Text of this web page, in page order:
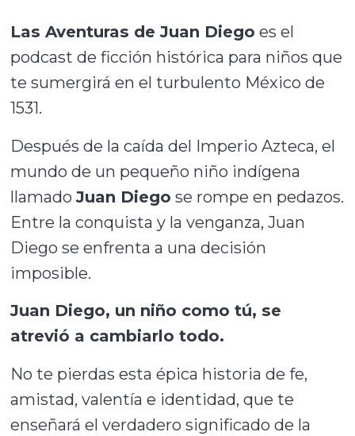
Las Aventuras de Juan Diego es el
podcast de ficción histórica para niños que
te sumergirá en el turbulento México de
1531.
Después de la caída del Imperio Azteca, el
mundo de un pequeño niño indígena
llamadoJuan Diego se rompe en pedazos.
Entre la conquista y la venganza, Juan
Diego se enfrenta a una decisión
imposible.
Juan Diego, un niño como tú, se
atrevió a cambiarlo todo.
No te pierdas esta épica historia de fe,
amistad, valentía e identidad, que te
enseñará el verdadero significado de la